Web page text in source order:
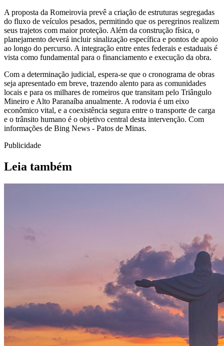
A proposta da Romeirovia prevê a criação de estruturas segregadas
do fluxo de veículos pesados, permitindo que os peregrinos realizem
seus trajetos com maior proteção. Além da construção física, o
planejamento deverá incluir sinalização específica e pontos de apoio
ao longo do percurso. A integração entre entes federais e estaduais é
vista como fundamental para o financiamento e execução da obra.
Com a determinação judicial, espera-se que o cronograma de obras
seja apresentado em breve, trazendo alento para as comunidades
locais e para os milhares de romeiros que transitam pelo Triângulo
Mineiro e Alto Paranaíba anualmente. A rodovia é um eixo
econômico vital, e a coexistência segura entre o transporte de carga
e o trânsito humano é o objetivo central desta intervenção. Com
informações de Bing News - Patos de Minas.
Publicidade
Leia também